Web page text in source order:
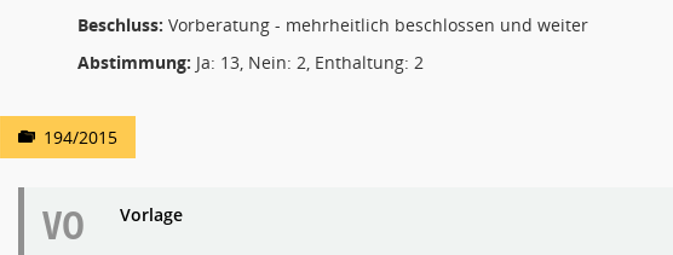
Beschluss: Vorberatung - mehrheitlich beschlossen und weiter
Abstimmung: Ja: 13, Nein: 2, Enthaltung: 2
194/2015
VO Vorlage